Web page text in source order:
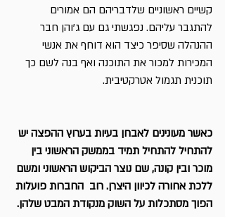
קשיים ראשוניים שלדבריהם הם אמורים
להתגבר עליהם. נפגשתי גם עם ג’והן חבר
ההנהלה שסיפר כיצד הוא דוחף את אנשי
המכירות למכור את התוכנה ואף בנה לשם כך
תוכנית תגמול אטרקטיבית.
כאשר מעונינים לאבחן בעיות בערוץ ההפצה יש
להתחיל להתחיל תמיד בממשק הראשוני בין
מוכר ובין קונה, שם נוצר הביקוש הראשוני ומשם
ללכת אחורה לכיוון היצרן. רוב  החברות פועלות
הפוך מסתכלות על השוק מנקודת המבט שלהן.